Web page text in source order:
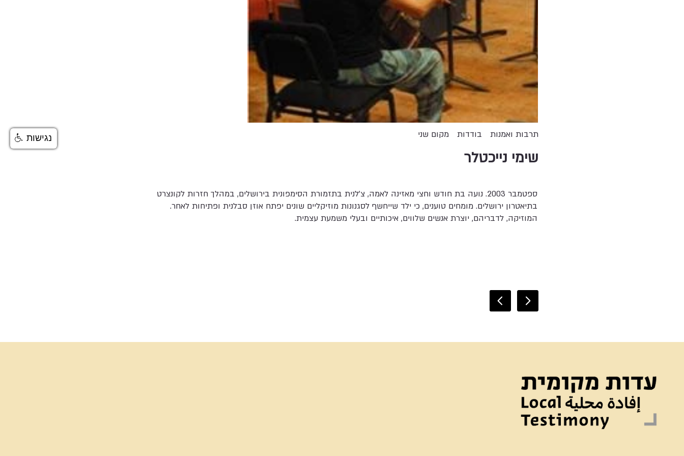
מקום שני בודדות תרבות ואמנות
שימי נייכטלר
ספטמבר 2003. נועה בת חודש וחצי מאזינה לאמה, צ'לנית בתזמורת הסימפונית בירושלים, במהלך חזרות לקונצרט
בתיאטרון ירושלים. מומחים טוענים, כי ילד שייחשף לסגנונות מוזיקליים שונים יפתח אוזן סבלנית ופתיחות לאחר.
המוזיקה, לדבריהם, יוצרת אנשים שלווים, איכותיים ובעלי משמעת עצמית.
נגישות